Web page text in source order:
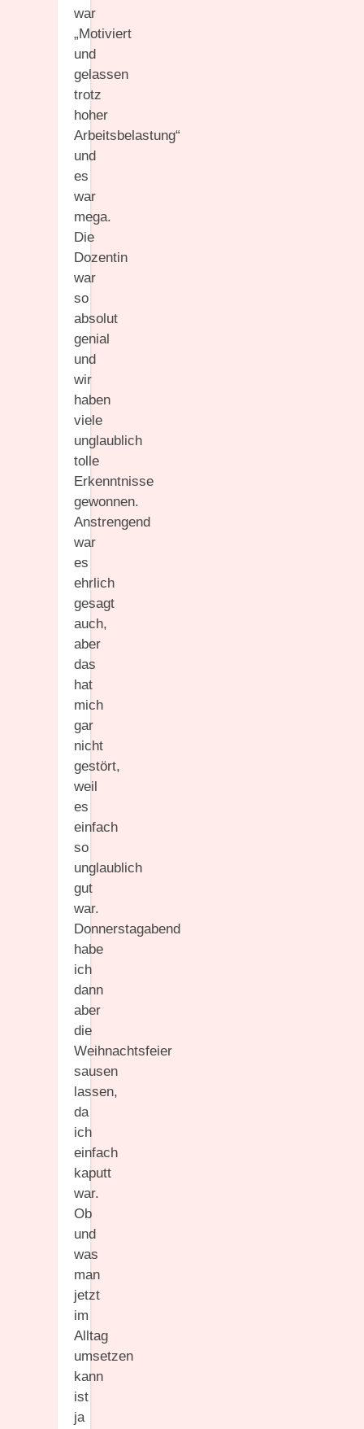
war
„Motiviert
und
gelassen
trotz
hoher
Arbeitsbelastung“
und
es
war
mega.
Die
Dozentin
war
so
absolut
genial
und
wir
haben
viele
unglaublich
tolle
Erkenntnisse
gewonnen.
Anstrengend
war
es
ehrlich
gesagt
auch,
aber
das
hat
mich
gar
nicht
gestört,
weil
es
einfach
so
unglaublich
gut
war.
Donnerstagabend
habe
ich
dann
aber
die
Weihnachtsfeier
sausen
lassen,
da
ich
einfach
kaputt
war.
Ob
und
was
man
jetzt
im
Alltag
umsetzen
kann
ist
ja